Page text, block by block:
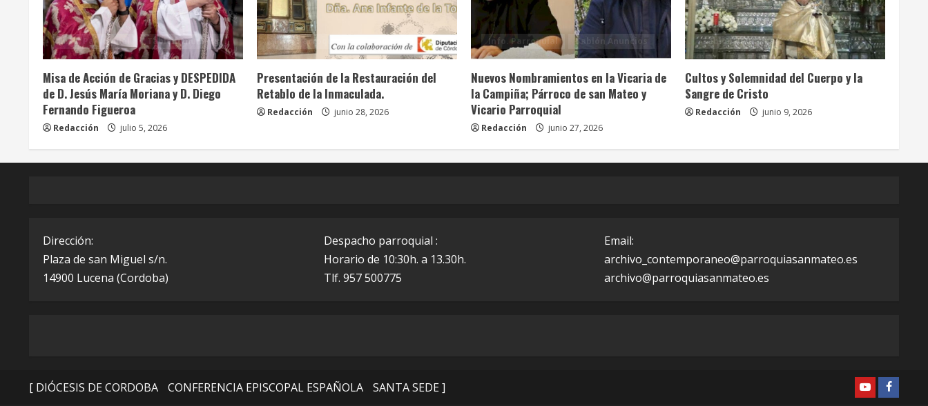
e
n
d
o
Info. Parroquial Tablón Anuncios
Misa de Acción de Gracias y DESPEDIDA
de D. Jesús María Moriana y D. Diego
Fernando Figueroa
Redacción julio 5, 2026
Info. Parroquial Tablón Anuncios
Presentación de la Restauración del
Retablo de la Inmaculada.
Redacción junio 28, 2026
Info. Parroquial Tablón Anuncios
Nuevos Nombramientos en la Vicaria de
la Campiña; Párroco de san Mateo y
Vicario Parroquial
Redacción junio 27, 2026
Celebraciones Eucarísticas
Cofradías
Info. Parroquial
Tablón Anuncios
Cultos y Solemnidad del Cuerpo y la
Sangre de Cristo
Redacción junio 9, 2026
Dirección:
Plaza de san Miguel s/n.
14900 Lucena (Cordoba)
Despacho parroquial :
Horario de 10:30h. a 13.30h.
Tlf. 957 500775
Email:
archivo_contemporaneo@parroquiasanmateo.es
archivo@parroquiasanmateo.es
[ DIÓCESIS DE CORDOBA CONFERENCIA EPISCOPAL ESPAÑOLA SANTA SEDE ] YOUTUBE